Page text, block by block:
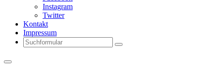
Instagram
Twitter
Kontakt
Impressum
Search